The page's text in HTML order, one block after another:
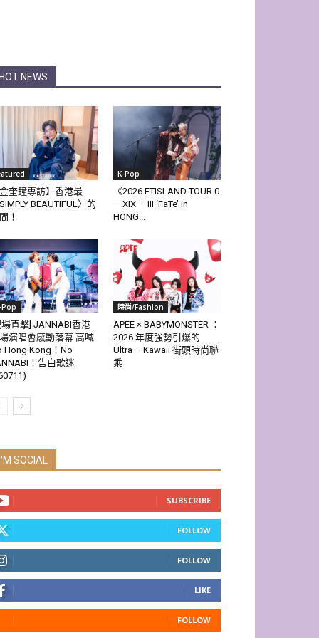
HOT NEWS
金奎鐘專訪】香港最
SIMPLY BEAUTIFUL〉的
！
K-Pop
《2026 FTISLAND TOUR 0
— XIX — III ‘FaTe’ in
HONG...
Pop
場直擊] JANNABI香港
演唱會感動落幕 高喊
Hong Kong！No
！告白歌迷
時尚/Fashion
APEE × BABYMONSTER ：
2026 年度強勢引爆的
Ultra – Kawaii 街頭時尚聯
乘
I'M SOCIAL
SUBSCRIBE
FOLLOW
FOLLOW
LIKE
FOLLOW